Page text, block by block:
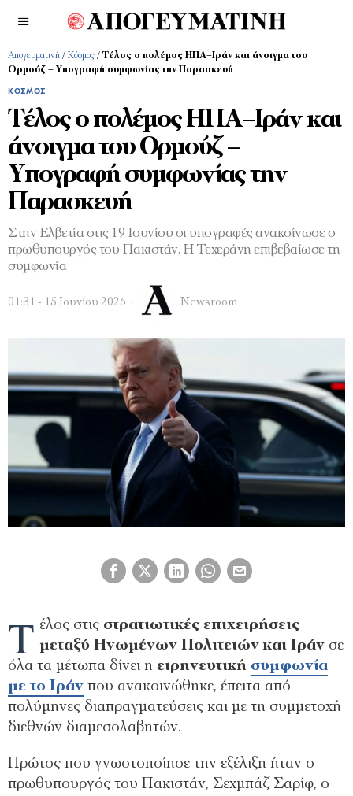
Απογευματινή / Κόσμος / Τέλος ο πολέμος ΗΠΑ–Ιράν και άνοιγμα του
Ορμούζ – Υπογραφή συμφωνίας την Παρασκευή
ΚΌΣΜΟΣ
Τέλος ο πολέμος ΗΠΑ–Ιράν και
άνοιγμα του Ορμούζ –
Υπογραφή συμφωνίας την
Παρασκευή
Στην Ελβετία στις 19 Ιουνίου οι υπογραφές ανακοίνωσε ο
πρωθυπουργός του Πακιστάν. Η Τεχεράνη επιβεβαίωσε τη
συμφωνία
01:31 - 15 Ιουνίου 2026 Newsroom
Τ έλος στις στρατιωτικές επιχειρήσεις
μεταξύ Ηνωμένων Πολιτειών και Ιράνσε
όλα τα μέτωπα δίνει η ειρηνευτική συμφωνία
με το Ιράν που ανακοινώθηκε, έπειτα από
πολύμηνες διαπραγματεύσεις και με τη συμμετοχή
διεθνών διαμεσολαβητών.
Πρώτος που γνωστοποίησε την εξέλιξη ήταν ο
πρωθυπουργός του Πακιστάν, Σεχμπάζ Σαρίφ, ο